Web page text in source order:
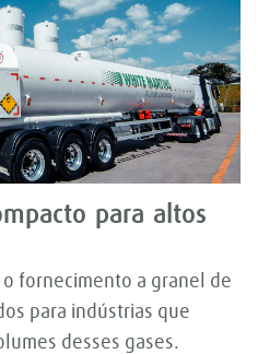
para altos
fornecimento a granel de
para indústrias que
desses gases.